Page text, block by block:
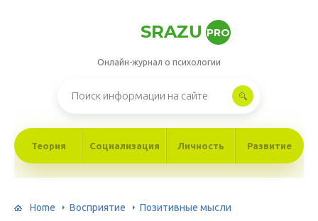
SRAZU PRO
Онлайн-журнал о психологии
Теория Социализация Личность Развитие
Home Восприятие Позитивные мысли